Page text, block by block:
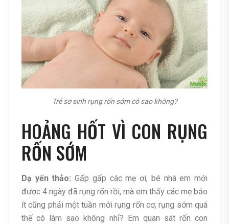
Trẻ sơ sinh rụng rốn sớm có sao không?
HOẢNG HỐT VÌ CON RỤNG
RỐN SỚM
Dạ yến thảo: Gấp gấp các mẹ ơi, bé nhà em mới
được 4 ngày đã rụng rốn rồi, mà em thấy các mẹ bảo
ít cũng phải một tuần mới rụng rốn cơ, rụng sớm quá
thế có làm sao không nhỉ? Em quan sát rốn con